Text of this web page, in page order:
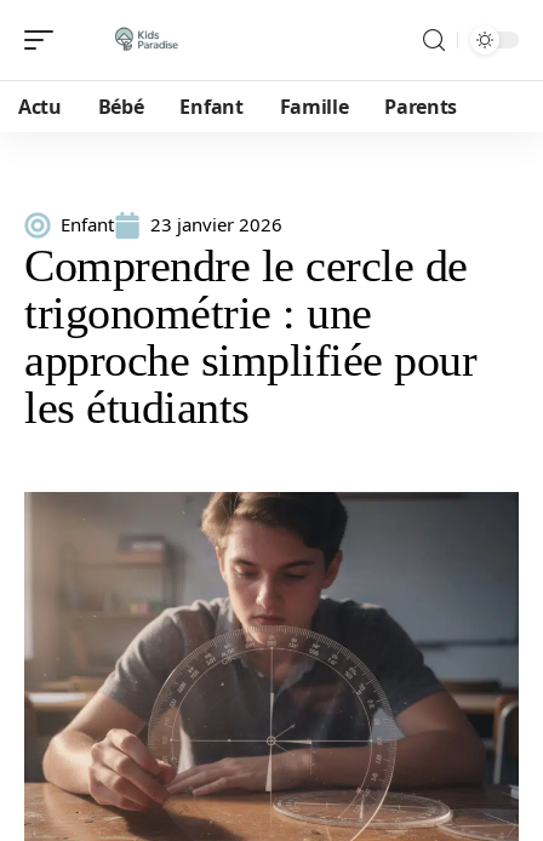
Actu Bébé Enfant Famille Parents
Enfant 23 janvier 2026
Comprendre le cercle de
trigonométrie : une
approche simplifiée pour
les étudiants